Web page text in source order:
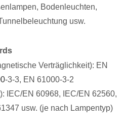
Bodenleuchten,
usw.
Verträglichkeit): EN
-3-3, EN 61000-3-2
IEC/EN 60968, IEC/EN 62560,
usw. (je nach Lampentyp)